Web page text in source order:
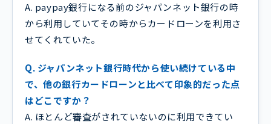
A. paypay銀行になる前のジャパンネット銀行の時
から利用していてその時からカードローンを利用さ
せてくれていた。
Q. ジャパンネット銀行時代から使い続けている中
で、他の銀行カードローンと比べて印象的だった点
はどこですか？
A. ほとんど審査がされていないのに利用できてい